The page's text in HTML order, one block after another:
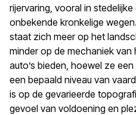
rijervaring, vooral in
onbekende kronkelige
staat zich meer op het
minder op de mechaniek
auto’s bieden, hoewel ze
een bepaald niveau van
is op de gevarieerde
gevoel van voldoening en